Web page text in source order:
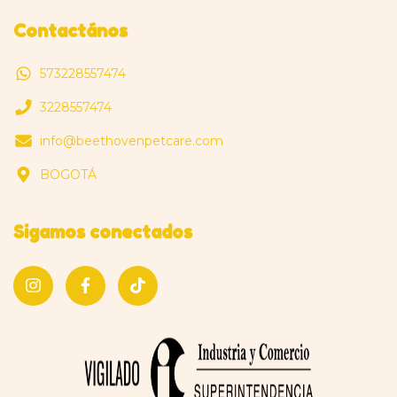
Contactános
573228557474
3228557474
info@beethovenpetcare.com
BOGOTÁ
Sigamos conectados